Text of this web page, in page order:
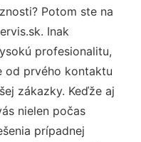
Potom ste na
Inak
profesionalitu,
od prvého kontaktu
zákazky. Keďže aj
nielen počas
prípadnej